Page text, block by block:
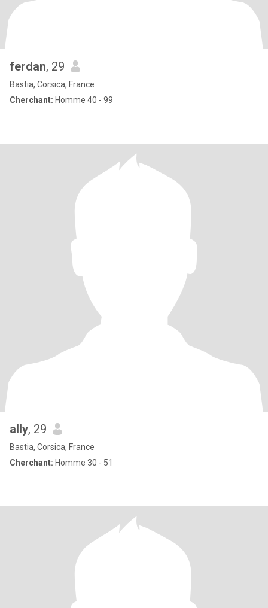
ferdan, 29
Bastia, Corsica, France
Cherchant: Homme 40 - 99
ally, 29
Bastia, Corsica, France
Cherchant: Homme 30 - 51